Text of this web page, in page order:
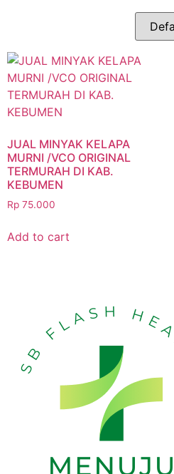
JUAL MINYAK KELAPA
MURNI /VCO ORIGINAL
TERMURAH DI KAB.
KEBUMEN
Rp 75.000
Add to cart